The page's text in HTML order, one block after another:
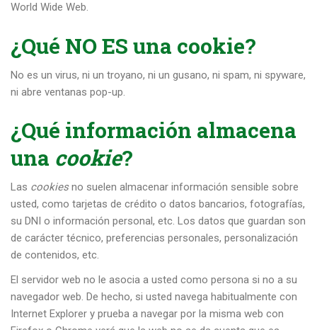
World Wide Web.
¿Qué NO ES una cookie?
No es un virus, ni un troyano, ni un gusano, ni spam, ni spyware,
ni abre ventanas pop-up.
¿Qué información almacena
una cookie?
Las cookiesno suelen almacenar información sensible sobre
usted, como tarjetas de crédito o datos bancarios, fotografías,
su DNI o información personal, etc. Los datos que guardan son
de carácter técnico, preferencias personales, personalización
de contenidos, etc.
El servidor web no le asocia a usted como persona si no a su
navegador web. De hecho, si usted navega habitualmente con
Internet Explorer y prueba a navegar por la misma web con